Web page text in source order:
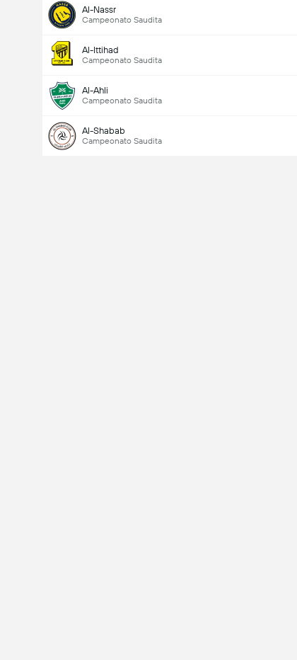
Al-Nassr
Campeonato Saudita
Al-Ittihad
Campeonato Saudita
Al-Ahli
Campeonato Saudita
Al-Shabab
Campeonato Saudita